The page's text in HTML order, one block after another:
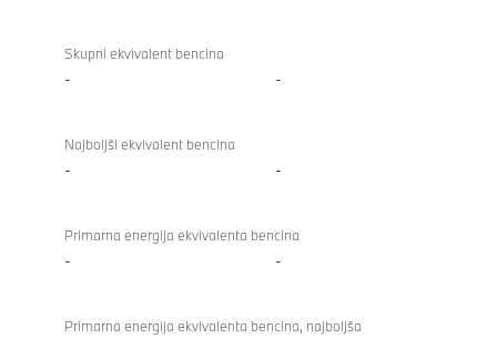
Skupni ekvivalent bencina
- -
Najboljši ekvivalent bencina
- -
Primarna energija ekvivalenta bencina
- -
Primarna energija ekvivalenta bencina, najboljša